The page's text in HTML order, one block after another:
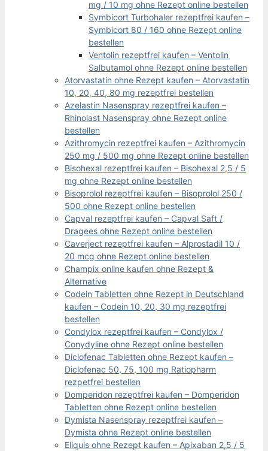
mg / 10 mg ohne Rezept online bestellen
Symbicort Turbohaler rezeptfrei kaufen –
Symbicort 80 / 160 ohne Rezept online
bestellen
Ventolin rezeptfrei kaufen – Ventolin
Salbutamol ohne Rezept online bestellen
Atorvastatin ohne Rezept kaufen – Atorvastatin
10, 20, 40, 80 mg rezeptfrei bestellen
Azelastin Nasenspray rezeptfrei kaufen –
Rhinolast Nasenspray ohne Rezept online
bestellen
Azithromycin rezeptfrei kaufen – Azithromycin
250 mg / 500 mg ohne Rezept online bestellen
Bisohexal rezeptfrei kaufen – Bisohexal 2,5 / 5
mg ohne Rezept online bestellen
Bisoprolol rezeptfrei kaufen – Bisoprolol 250 /
500 ohne Rezept online bestellen
Capval rezeptfrei kaufen – Capval Saft /
Dragees ohne Rezept online bestellen
Caverject rezeptfrei kaufen – Alprostadil 10 /
20 mcg ohne Rezept online bestellen
Champix online kaufen ohne Rezept &
Alternative
Codein Tabletten ohne Rezept in Deutschland
kaufen – Codein 10, 20, 30 mg rezeptfrei
bestellen
Condylox rezeptfrei kaufen – Condylox /
Conydyline ohne Rezept online bestellen
Diclofenac Tabletten ohne Rezept kaufen –
Diclofenac 50, 75, 100 mg Ratiopharm
rezpetfrei bestellen
Domperidon rezeptfrei kaufen – Domperidon
Tabletten ohne Rezept online bestellen
Dymista Nasenspray rezeptfrei kaufen –
Dymista ohne Rezept online bestellen
Eliquis ohne Rezept kaufen – Apixaban 2,5 / 5